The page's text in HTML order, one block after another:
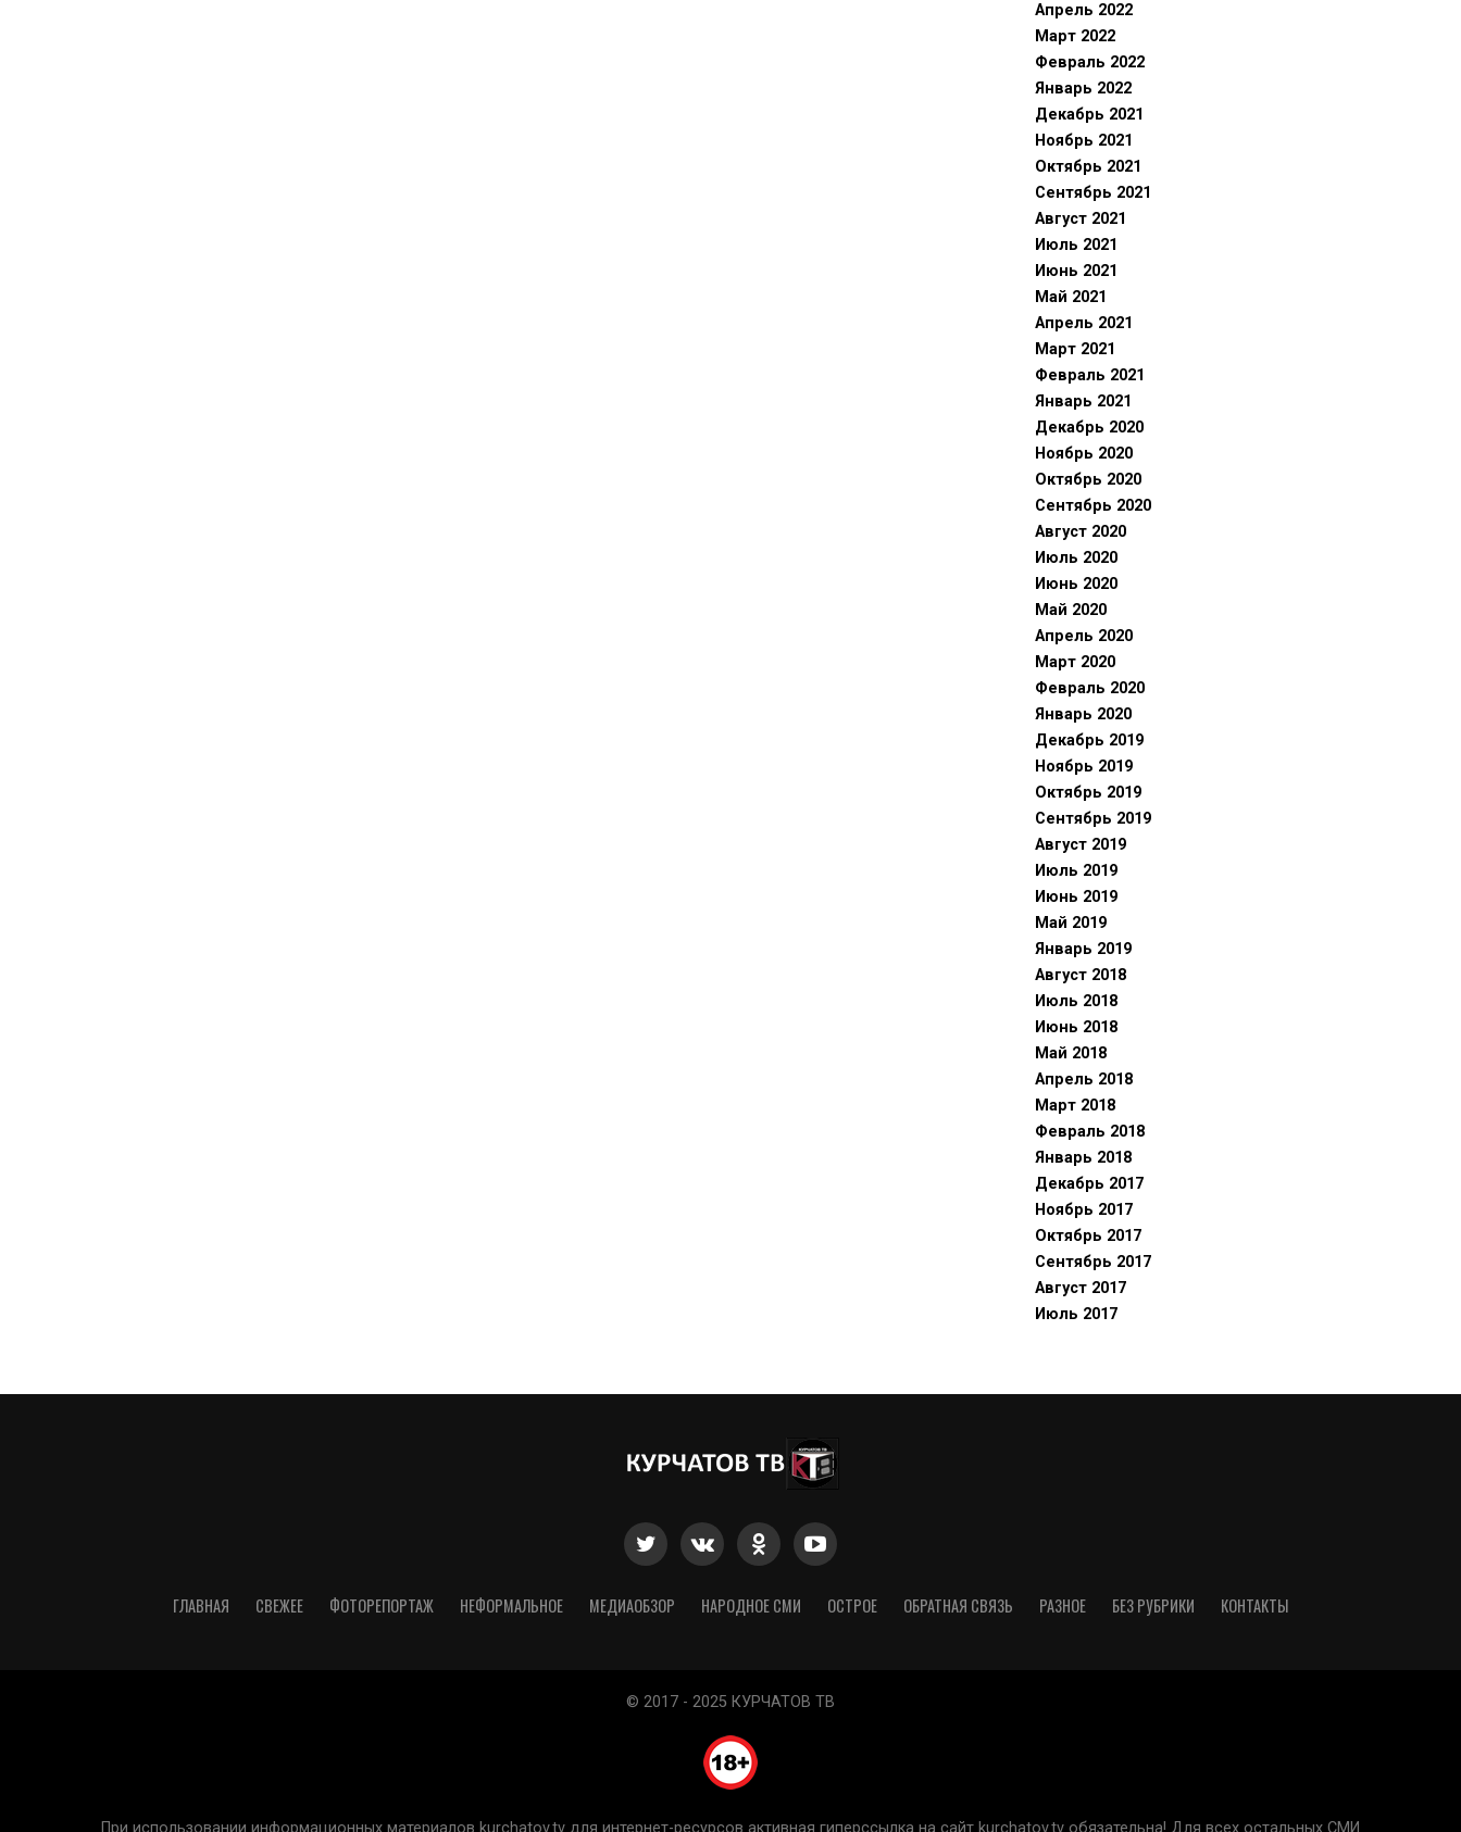
Апрель 2022
Март 2022
Февраль 2022
Январь 2022
Декабрь 2021
Ноябрь 2021
Октябрь 2021
Сентябрь 2021
Август 2021
Июль 2021
Июнь 2021
Май 2021
Апрель 2021
Март 2021
Февраль 2021
Январь 2021
Декабрь 2020
Ноябрь 2020
Октябрь 2020
Сентябрь 2020
Август 2020
Июль 2020
Июнь 2020
Май 2020
Апрель 2020
Март 2020
Февраль 2020
Январь 2020
Декабрь 2019
Ноябрь 2019
Октябрь 2019
Сентябрь 2019
Август 2019
Июль 2019
Июнь 2019
Май 2019
Январь 2019
Август 2018
Июль 2018
Июнь 2018
Май 2018
Апрель 2018
Март 2018
Февраль 2018
Январь 2018
Декабрь 2017
Ноябрь 2017
Октябрь 2017
Сентябрь 2017
Август 2017
Июль 2017
ГЛАВНАЯ СВЕЖЕЕ ФОТОРЕПОРТАЖ НЕФОРМАЛЬНОЕ МЕДИАОБЗОР НАРОДНОЕ СМИ ОСТРОЕ ОБРАТНАЯ СВЯЗЬ РАЗНОЕ БЕЗ РУБРИКИ КОНТАКТЫ
© 2017 - 2025 КУРЧАТОВ ТВ
При использовании информационных материалов kurchatov.tv для интернет-ресурсов активная гиперссылка на сайт kurchatov.tv обязательна! Для всех остальных СМИ